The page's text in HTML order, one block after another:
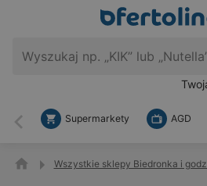
Wstecz
Supermarkety AGD
Wszystkie sklepy Biedronka i